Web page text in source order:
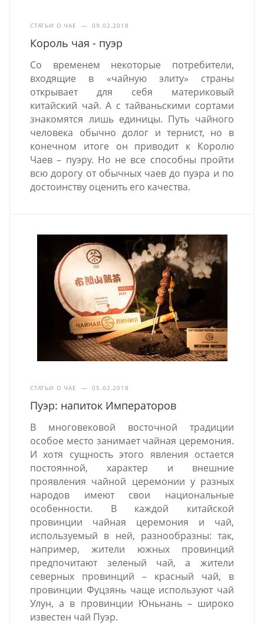
СТАТЬИ О ЧАЕ — 09.02.2018
Король чая - пуэр
Со временем некоторые потребители,
входящие в «чайную элиту» страны
открывает для себя материковый
китайский чай. А с тайваньскими сортами
знакомятся лишь единицы. Путь чайного
человека обычно долог и тернист, но в
конечном итоге он приводит к Королю
Чаев – пуэру. Но не все способны пройти
всю дорогу от обычных чаев до пуэра и по
достоинству оценить его качества.
СТАТЬИ О ЧАЕ — 05.02.2018
Пуэр: напиток Императоров
В многовековой восточной традиции
особое место занимает чайная церемония.
И хотя сущность этого явления остается
постоянной, характер и внешние
проявления чайной церемонии у разных
народов имеют свои национальные
особенности. В каждой китайской
провинции чайная церемония и чай,
используемый в ней, разнообразны: так,
например, жители южных провинций
предпочитают зеленый чай, а жители
северных провинций – красный чай, в
провинции Фуцзянь чаще используют чай
Улун, а в провинции Юньнань – широко
известен чай Пуэр.